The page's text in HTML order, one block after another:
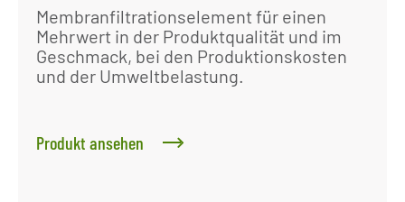
Membranfiltrationselement für einen
Mehrwert in der Produktqualität und im
Geschmack, bei den Produktionskosten
und der Umweltbelastung.
Produkt ansehen